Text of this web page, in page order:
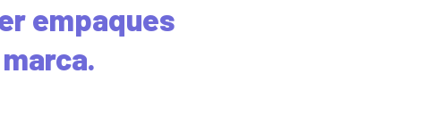
empaques